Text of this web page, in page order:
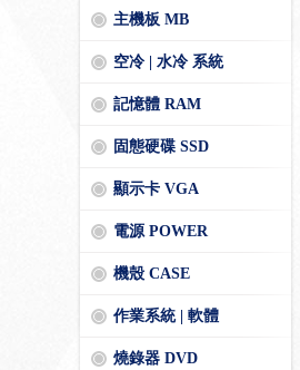
主機板 MB
空冷 | 水冷 系統
記憶體 RAM
固態硬碟 SSD
顯示卡 VGA
電源 POWER
機殼 CASE
作業系統 | 軟體
燒錄器 DVD